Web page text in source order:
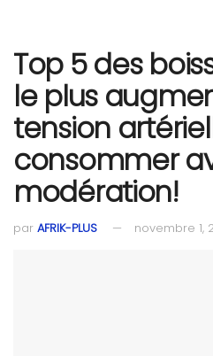
Top 5 des
le plus
tension
consommer
modération!
par AFRIK-PLUS novembre 1,